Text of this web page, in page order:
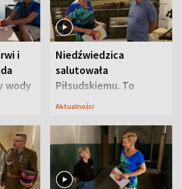
i
wody
Niedźwiedzica
salutowała
Piłsudskiemu. To
niejedyna tajemnica
Aktualności